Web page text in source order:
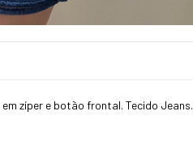
zíper e botão frontal. Tecido Jeans.